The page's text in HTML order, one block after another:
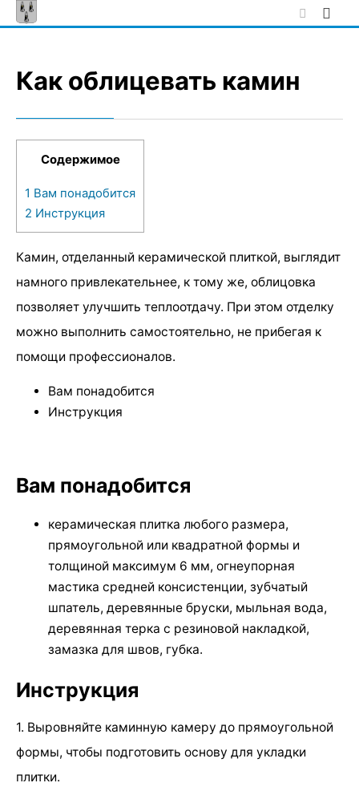
Skip
to
Как облицевать камин
Содержимое
1 Вам понадобится
2 Инструкция
Камин, отделанный керамической плиткой, выглядит
намного привлекательнее, к тому же, облицовка
позволяет улучшить теплоотдачу. При этом отделку
можно выполнить самостоятельно, не прибегая к
помощи профессионалов.
Вам понадобится
Инструкция
Вам понадобится
керамическая плитка любого размера,
прямоугольной или квадратной формы и
толщиной максимум 6 мм, огнеупорная
мастика средней консистенции, зубчатый
шпатель, деревянные бруски, мыльная вода,
деревянная терка с резиновой накладкой,
замазка для швов, губка.
Инструкция
1. Выровняйте каминную камеру до прямоугольной
формы, чтобы подготовить основу для укладки
плитки.